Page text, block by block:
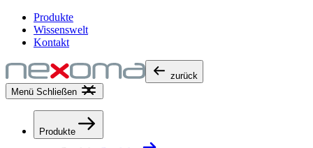
Produkte
Wissenswelt
Kontakt
zurück
Menü Schließen
Produkte